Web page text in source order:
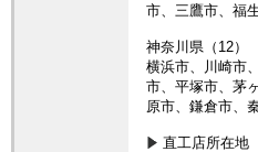
市、三鷹市、福
神奈川県（12）
横浜市、川崎市
市、平塚市、茅
原市、鎌倉市、
直工店所在地